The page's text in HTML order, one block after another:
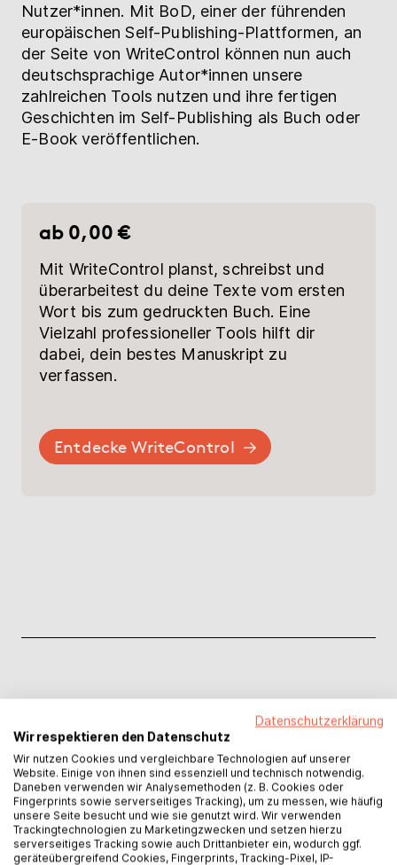
Nutzer*innen. Mit BoD, einer der führenden
europäischen Self-Publishing-Plattformen, an
der Seite von WriteControl können nun auch
deutschsprachige Autor*innen unsere
zahlreichen Tools nutzen und ihre fertigen
Geschichten im Self-Publishing als Buch oder
E-Book veröffentlichen.
ab 0,00 €
Mit WriteControl planst, schreibst und
überarbeitest du deine Texte vom ersten
Wort bis zum gedruckten Buch. Eine
Vielzahl professioneller Tools hilft dir
dabei, dein bestes Manuskript zu
verfassen.
Entdecke WriteControl
Weitere Leistungen für dein
Projekt
Klappentext
Datenschutzerklärung
Wir respektieren den Datenschutz
Wir nutzen Cookies und vergleichbare Technologien auf unserer
Website. Einige von ihnen sind essenziell und technisch notwendig.
Daneben verwenden wir Analysemethoden (z. B. Cookies oder
Fingerprints sowie serverseitiges Tracking), um zu messen, wie häufig
unsere Seite besucht und wie sie genutzt wird. Wir verwenden
Trackingtechnologien zu Marketingzwecken und setzen hierzu
serverseitiges Tracking sowie auch Drittanbieter ein, wodurch ggf.
geräteübergreifend Cookies, Fingerprints, Tracking-Pixel, IP-